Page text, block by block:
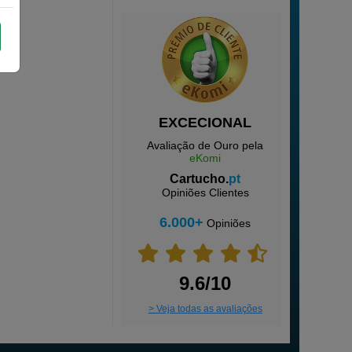
EXCECIONAL
Avaliação de Ouro pela
eKomi
Cartucho.pt
Opiniões Clientes
6.000+ Opiniões
9.6/10
> Veja todas as avaliações